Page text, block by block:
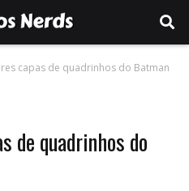
capas de quadrinhos do Batman
de quadrinhos do